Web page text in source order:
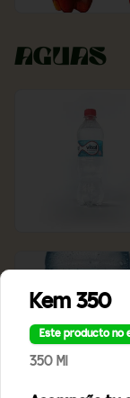
Aguas
Kem 350
Este producto no
350 Ml